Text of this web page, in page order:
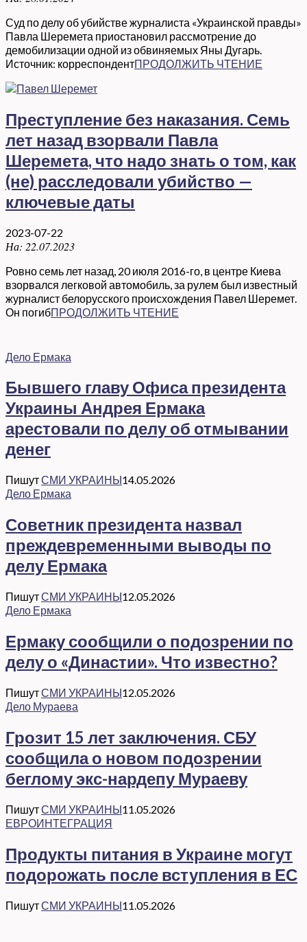
Суд по делу об убийстве журналиста «Украинской правды»
Павла Шеремета приостановил рассмотрение до
демобилизации одной из обвиняемых Яны Дугарь.
Источник: корреспондентПРОДОЛЖИТЬ ЧТЕНИЕ
Преступление без наказания. Семь
лет назад взорвали Павла
Шеремета, что надо знать о том, как
(не) расследовали убийство —
ключевые даты
2023-07-22
На: 22.07.2023
Ровно семь лет назад, 20 июля 2016-го, в центре Киева
взорвался легковой автомобиль, за рулем был известный
журналист белорусского происхождения Павел Шеремет.
Он погибПРОДОЛЖИТЬ ЧТЕНИЕ
Дело Ермака
Бывшего главу Офиса президента
Украины Андрея Ермака
арестовали по делу об отмывании
денег
ПишутСМИ УКРАИНЫ14.05.2026
Дело Ермака
Советник президента назвал
преждевременными выводы по
делу Ермака
ПишутСМИ УКРАИНЫ12.05.2026
Дело Ермака
Ермаку сообщили о подозрении по
делу о «Династии». Что известно?
ПишутСМИ УКРАИНЫ12.05.2026
Дело Мураева
Грозит 15 лет заключения. СБУ
сообщила о новом подозрении
беглому экс-нардепу Мураеву
ПишутСМИ УКРАИНЫ11.05.2026
ЕВРОИНТЕГРАЦИЯ
Продукты питания в Украине могут
подорожать после вступления в ЕС
ПишутСМИ УКРАИНЫ11.05.2026